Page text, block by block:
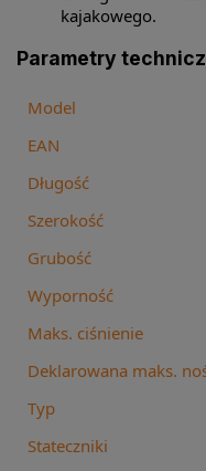
kajakowego.
Parametry
Model
EAN
Długość
Szerokość
Grubość
Wyporność
Maks. ciśnienie
Deklarowana maks.
Typ
Stateczniki